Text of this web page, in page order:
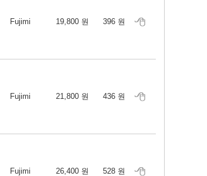
Fujimi 19,800 원 396 원
Fujimi 21,800 원 436 원
Fujimi 26,400 원 528 원